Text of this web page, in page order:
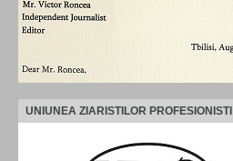
UNIUNEA ZIARISTILOR PROFESIONISTI